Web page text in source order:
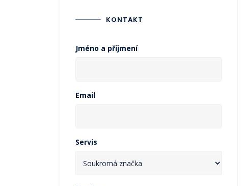
KONTAKT
Jméno a příjmení
Email
Servis